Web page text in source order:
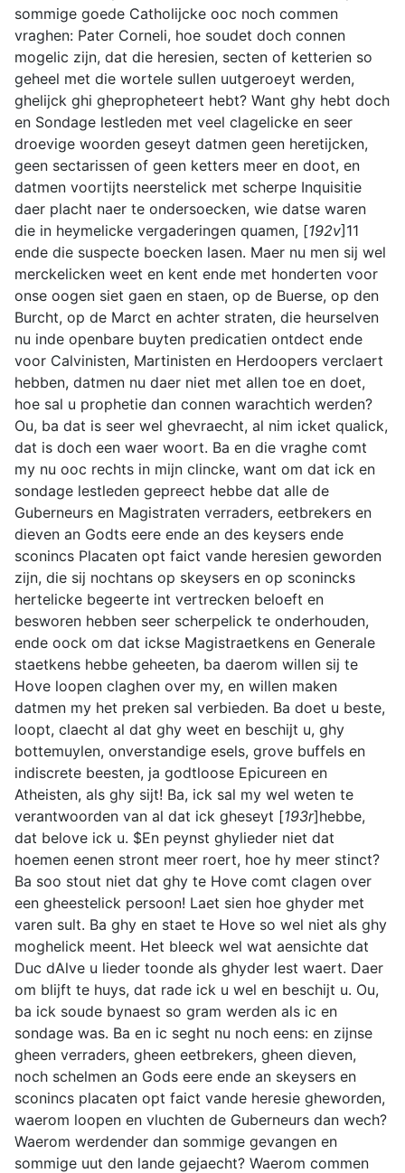
sommige goede Catholijcke ooc noch commen
vraghen: Pater Corneli, hoe soudet doch connen
mogelic zijn, dat die heresien, secten of ketterien so
geheel met die wortele sullen uutgeroeyt werden,
ghelijck ghi ghepropheteert hebt? Want ghy hebt doch
en Sondage lestleden met veel clagelicke en seer
droevige woorden geseyt datmen geen heretijcken,
geen sectarissen of geen ketters meer en doot, en
datmen voortijts neerstelick met scherpe Inquisitie
daer placht naer te ondersoecken, wie datse waren
die in heymelicke vergaderingen quamen, [192v]11
ende die suspecte boecken lasen. Maer nu men sij wel
merckelicken weet en kent ende met honderten voor
onse oogen siet gaen en staen, op de Buerse, op den
Burcht, op de Marct en achter straten, die heurselven
nu inde openbare buyten predicatien ontdect ende
voor Calvinisten, Martinisten en Herdoopers verclaert
hebben, datmen nu daer niet met allen toe en doet,
hoe sal u prophetie dan connen warachtich werden?
Ou, ba dat is seer wel ghevraecht, al nim icket qualick,
dat is doch een waer woort. Ba en die vraghe comt
my nu ooc rechts in mijn clincke, want om dat ick en
sondage lestleden gepreect hebbe dat alle de
Guberneurs en Magistraten verraders, eetbrekers en
dieven an Godts eere ende an des keysers ende
sconincs Placaten opt faict vande heresien geworden
zijn, die sij nochtans op skeysers en op sconincks
hertelicke begeerte int vertrecken beloeft en
besworen hebben seer scherpelick te onderhouden,
ende oock om dat ickse Magistraetkens en Generale
staetkens hebbe geheeten, ba daerom willen sij te
Hove loopen claghen over my, en willen maken
datmen my het preken sal verbieden. Ba doet u beste,
loopt, claecht al dat ghy weet en beschijt u, ghy
bottemuylen, onverstandige esels, grove buffels en
indiscrete beesten, ja godtloose Epicureen en
Atheisten, als ghy sijt! Ba, ick sal my wel weten te
verantwoorden van al dat ick gheseyt [193r]hebbe,
dat belove ick u. $En peynst ghylieder niet dat
hoemen eenen stront meer roert, hoe hy meer stinct?
Ba soo stout niet dat ghy te Hove comt clagen over
een gheestelick persoon! Laet sien hoe ghyder met
varen sult. Ba ghy en staet te Hove so wel niet als ghy
moghelick meent. Het bleeck wel wat aensichte dat
Duc dAlve u lieder toonde als ghyder lest waert. Daer
om blijft te huys, dat rade ick u wel en beschijt u. Ou,
ba ick soude bynaest so gram werden als ic en
sondage was. Ba en ic seght nu noch eens: en zijnse
gheen verraders, gheen eetbrekers, gheen dieven,
noch schelmen an Gods eere ende an skeysers en
sconincs placaten opt faict vande heresie gheworden,
waerom loopen en vluchten de Guberneurs dan wech?
Waerom werdender dan sommige gevangen en
sommige uut den lande gejaecht? Waerom commen